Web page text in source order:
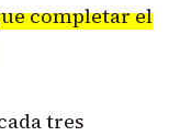
completar el
tres